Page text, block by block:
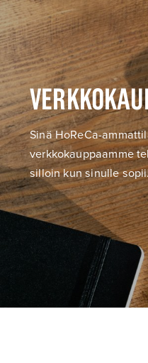
Sinä HoReCa-
verkkokauppaamme
silloin kun sinulle